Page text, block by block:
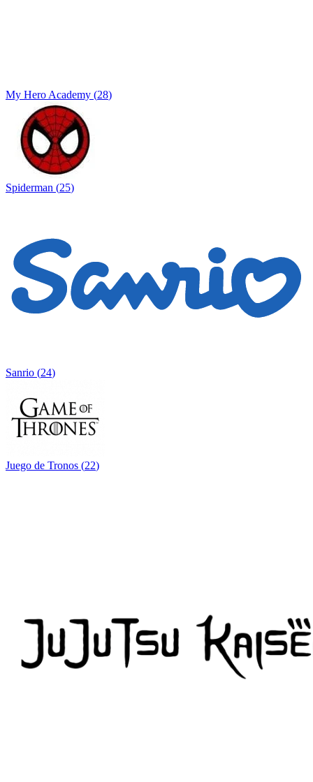
My Hero Academy (28)
Spiderman (25)
Sanrio (24)
Juego de Tronos (22)